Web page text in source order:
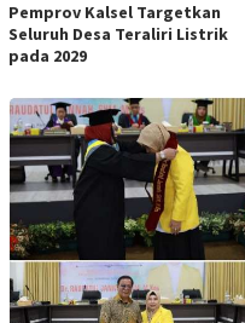
Pemprov Kalsel Targetkan
Seluruh Desa Teraliri Listrik
pada 2029